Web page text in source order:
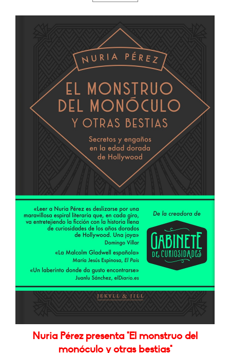
Nuria Pérez presenta "El monstruo del
monóculo y otras bestias"